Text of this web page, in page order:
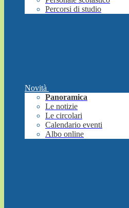
Percorsi di studio
Novità
Panoramica
Le notizie
Le circolari
Calendario eventi
Albo online